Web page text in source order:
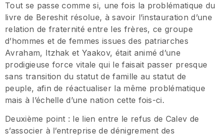
Tout se passe comme si, une fois la problématique du
livre de Bereshit résolue, à savoir l’instauration d’une
relation de fraternité entre les frères, ce groupe
d’hommes et de femmes issues des patriarches
Avraham, Itzhak et Yaakov, était animé d’une
prodigieuse force vitale qui le faisait passer presque
sans transition du statut de famille au statut de
peuple, afin de réactualiser la même problématique
mais à l’échelle d’une nation cette fois-ci.
Deuxième point : le lien entre le refus de Calev de
s’associer à l’entreprise de dénigrement des